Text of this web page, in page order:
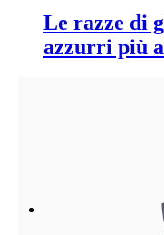
Le razze di
azzurri più